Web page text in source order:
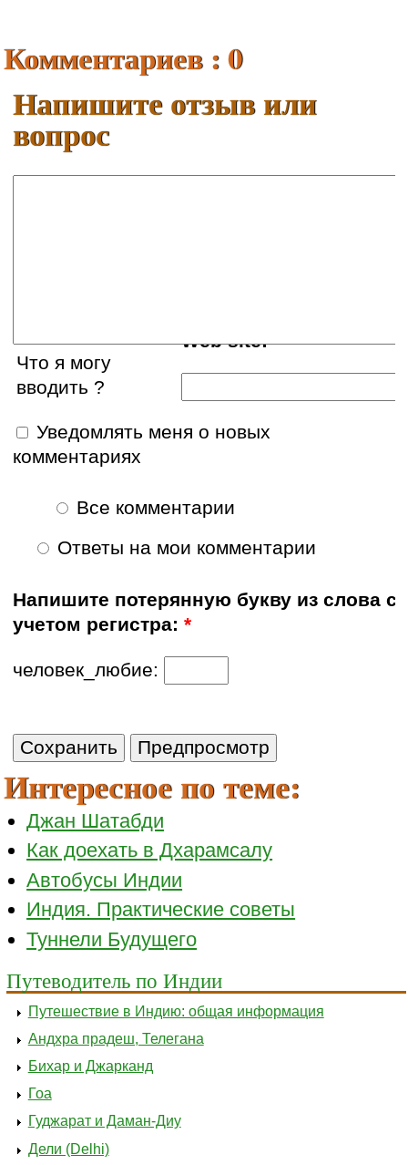
Комментариев : 0
Напишите отзыв или
вопрос
Web site:
Что я могу
вводить ?
Уведомлять меня о новых
комментариях
Все комментарии
Ответы на мои комментарии
Напишите потерянную букву из слова с
учетом регистра:*
человек_любие:
Интересное по теме:
Джан Шатабди
Как доехать в Дхарамсалу
Автобусы Индии
Индия. Практические советы
Туннели Будущего
Путеводитель по Индии
Путешествие в Индию: общая информация
Андхра прадеш, Телегана
Бихар и Джарканд
Гоа
Гуджарат и Даман-Диу
Дели (Delhi)